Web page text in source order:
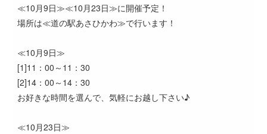
≪10月9日≫≪10月23日≫に開催予定！
場所は≪道の駅あさひかわ≫で行います！
≪10月9日≫
[1]11：00～11：30
[2]14：00～14：30
お好きな時間を選んで、気軽にお越し下さい♪
≪10月23日≫